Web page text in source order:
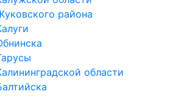
района
области